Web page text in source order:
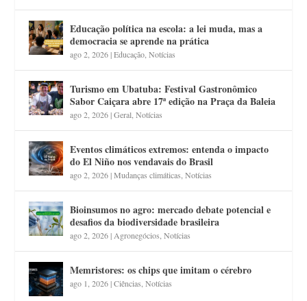
Educação política na escola: a lei muda, mas a
democracia se aprende na prática
ago 2, 2026|Educação ,Notícias
Turismo em Ubatuba: Festival Gastronômico
Sabor Caiçara abre 17ª edição na Praça da Baleia
ago 2, 2026|Geral ,Notícias
Eventos climáticos extremos: entenda o impacto
do El Niño nos vendavais do Brasil
ago 2, 2026|Mudanças climáticas ,Notícias
Bioinsumos no agro: mercado debate potencial e
desafios da biodiversidade brasileira
ago 2, 2026| Agronegócios ,Notícias
Memristores: os chips que imitam o cérebro
ago 1, 2026|Ciências ,Notícias